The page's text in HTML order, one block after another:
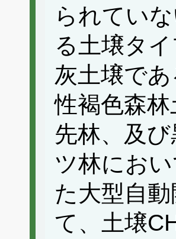
られてい
る土壌タ
灰土壌で
性褐色森
先林、及
ツ林にお
た大型自
て、土壌